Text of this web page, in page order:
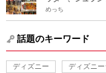
めっち
話題のキーワード
ディズニー ディズニー